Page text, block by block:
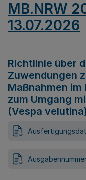
MB.NRW
13.07.2026
Richtlinie über
Zuwendungen
Maßnahmen
zum Umgang
(Vespa
Ausgabennummer